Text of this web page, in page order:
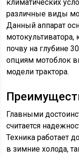
климатических
различные виды
Данный аппарат
почву на глубине
опциям мотоблок
модели трактора.
Главными
считается
Техника работает
в зимние холода,